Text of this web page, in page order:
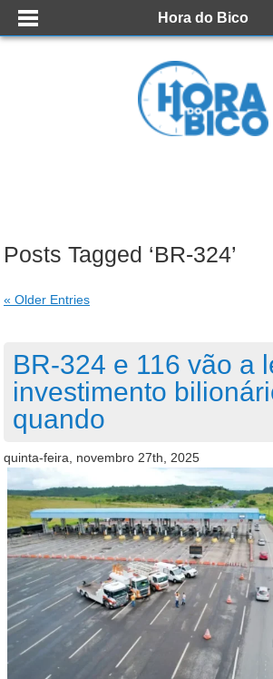
Hora do Bico
Posts Tagged ‘BR-324’
« Older Entries
BR-324 e 116 vão a
investimento
quando
quinta-feira, novembro 27th, 2025